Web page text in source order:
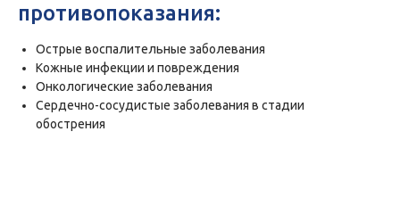
противопоказания:
Острые воспалительные заболевания
Кожные инфекции и повреждения
Онкологические заболевания
Сердечно-сосудистые заболевания в стадии
обострения